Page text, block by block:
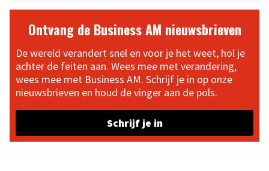
Ontvang de Business AM nieuwsbrieven
De wereld verandert snel en voor je het weet, hol je
achter de feiten aan. Wees mee met verandering,
wees mee met Business AM. Schrijf je in op onze
nieuwsbrieven en houd de vinger aan de pols.
Schrijf je in